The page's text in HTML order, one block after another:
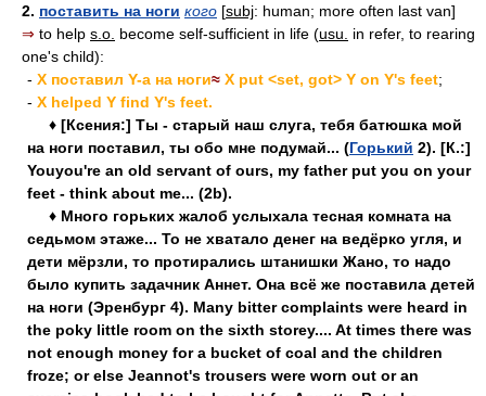
2. поставить на ноги кого [subj: human; more often last van]
⇒ to help s.o. become self-sufficient in life (usu.
in refer, to rearing
one's child):
- X поставил Y-а на ноги≈ X put <set, got> Y on Y's feet;
- X helped Y find Y's feet.
♦ [Ксения:] Ты - старый наш слуга, тебя батюшка мой
на ноги поставил, ты обо мне подумай... (Горький 2). [К.:]
Youyou're an old servant of ours, my father put you on your
feet - think about me... (2b).
♦ Много горьких жалоб услыхала тесная комната на
седьмом этаже... То не хватало денег на ведёрко угля, и
дети мёрзли, то протирались штанишки Жано, то надо
было купить задачник Аннет. Она всё же поставила детей
на ноги (Эренбург 4). Many bitter complaints were heard in
the poky little room on the sixth storey.... At times there was
not enough money for a bucket of coal and the children
froze; or else Jeannot's trousers were worn out or an